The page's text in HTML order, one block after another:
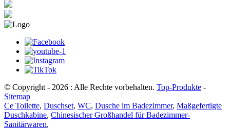
© Copyright - 2026 : Alle Rechte vorbehalten. Top-Produkte -
Sitemap
Ce Toilette, Duschset, WC, Dusche im Badezimmer, Maßgefertigte
Duschkabine, Chinesischer Großhandel für Badezimmer-
Sanitärwaren,